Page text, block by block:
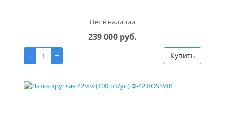
Нет в наличии
239 000 руб.
-
+ Купить